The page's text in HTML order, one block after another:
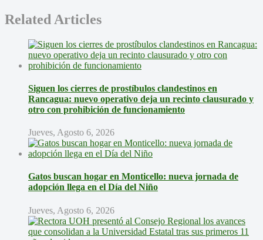
Related Articles
Siguen los cierres de prostíbulos clandestinos en
Rancagua: nuevo operativo deja un recinto clausurado y
otro con prohibición de funcionamiento
Jueves, Agosto 6, 2026
Gatos buscan hogar en Monticello: nueva jornada de
adopción llega en el Día del Niño
Jueves, Agosto 6, 2026